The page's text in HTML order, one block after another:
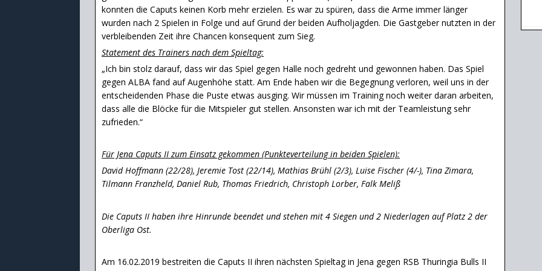
konnten die Caputs keinen Korb mehr erzielen. Es war zu spüren, dass die Arme immer länger
wurden nach 2 Spielen in Folge und auf Grund der beiden Aufholjagden. Die Gastgeber nutzten in der
verbleibenden Zeit ihre Chancen konsequent zum Sieg.
Statement des Trainers nach dem Spieltag:
„Ich bin stolz darauf, dass wir das Spiel gegen Halle noch gedreht und gewonnen haben. Das Spiel
gegen ALBA fand auf Augenhöhe statt. Am Ende haben wir die Begegnung verloren, weil uns in der
entscheidenden Phase die Puste etwas ausging. Wir müssen im Training noch weiter daran arbeiten,
dass alle die Blöcke für die Mitspieler gut stellen. Ansonsten war ich mit der Teamleistung sehr
zufrieden.“
Für Jena Caputs II zum Einsatz gekommen (Punkteverteilung in beiden Spielen):
David Hoffmann (22/28), Jeremie Tost (22/14), Mathias Brühl (2/3), Luise Fischer (4/-), Tina Zimara,
Tilmann Franzheld, Daniel Rub, Thomas Friedrich, Christoph Lorber, Falk Meliß
Die Caputs II haben ihre Hinrunde beendet und stehen mit 4 Siegen und 2 Niederlagen auf Platz 2 der
Oberliga Ost.
Am 16.02.2019 bestreiten die Caputs II ihren nächsten Spieltag in Jena gegen RSB Thuringia Bulls II